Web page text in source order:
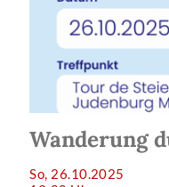
Wanderung
So, 26.10.2025